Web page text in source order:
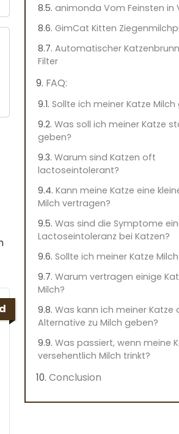
animonda Vom Feinsten in
GimCat Kitten
Automatischer
Filter
FAQ:
Sollte ich meiner Katze Milch
Was soll ich meiner Katze
geben?
Warum sind Katzen oft
lactoseintolerant?
Kann meine Katze eine
Milch vertragen?
Was sind die Symptome
Lactoseintoleranz bei Katzen?
Sollte ich meiner Katze
Warum vertragen einige
Milch?
Was kann ich meiner Katze
Alternative zu Milch geben?
Was passiert, wenn meine
versehentlich Milch trinkt?
Conclusion